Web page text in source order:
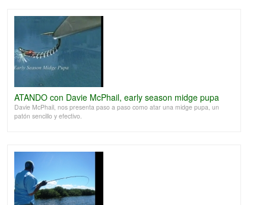
ATANDO con Davie McPhail, early season midge pupa
Davie McPhail, nos presenta paso a paso como atar una midge pupa, un
patón sencillo y efectivo.